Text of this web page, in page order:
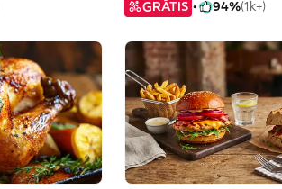
GRÁTIS 94%(1k+)